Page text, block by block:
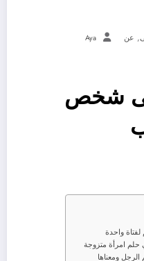
, عن Aya
شخص
واحدة
امرأة متزوجة
ومعناها